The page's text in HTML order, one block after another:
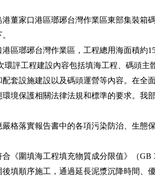
家口港區瑯琊台灣作業區東部集裝箱碼
瑯琊台灣作業區，工程總用海面積約
環評工程建設內容包括填海工程、碼頭
套設施建設以及碼頭運營等內容。在全
境保護相關法律法規和標準的要求。我
落實報告書中的各項污染防治、生態
圍填海工程填充物質成分限值》（GB
填順序施工，通過延長泥漿沉降時間、